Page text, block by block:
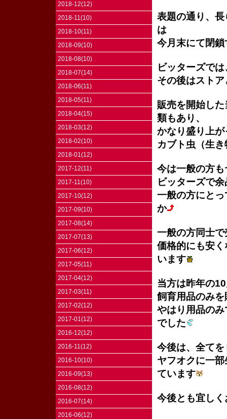
2018-12(12)
2018-11(10)
2018-10(11)
2018-09(10)
2018-08(10)
2018-07(14)
2018-06(11)
2018-05(11)
2018-04(15)
2018-03(12)
2018-02(10)
2018-01(12)
2017-12(11)
2017-11(10)
2017-10(12)
2017-09(10)
2017-08(14)
2017-07(13)
2017-06(12)
2017-05(11)
2017-04(12)
2017-03(11)
2017-02(12)
2017-01(12)
2016-12(12)
2016-11(12)
2016-10(10)
2016-09(13)
2016-08(12)
2016-07(14)
2016-06(12)
表題の通り、
は
今月末にて閉
ビッターズで
その後はスト
販売を開始し
類もあり、
かなり盛り上
カブト虫（生
今は一般の方
ビッターズで
一般の方にと
か
一般の方同士
価格的にも安
います
当方は昨年の
飼育用品のみ
やはり用品の
でした
今後は、全て
ヤフオクに一
ています
今後とも宜し